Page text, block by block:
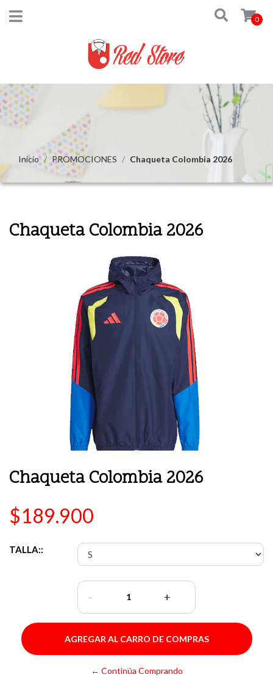
0
Inicio PROMOCIONES Chaqueta Colombia 2026
Chaqueta Colombia 2026
Chaqueta Colombia 2026
$189.900
TALLA::
- +
← Continúa Comprando